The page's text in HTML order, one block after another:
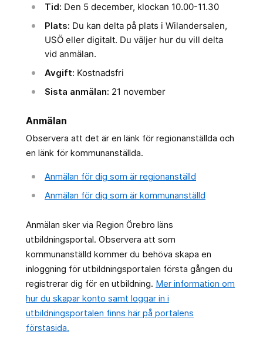
Tid: Den 5 december, klockan 10.00-11.30
Plats: Du kan delta på plats i Wilandersalen,
USÖ eller digitalt. Du väljer hur du vill delta
vid anmälan.
Avgift: Kostnadsfri
Sista anmälan: 21 november
Anmälan
Observera att det är en länk för regionanställda och
en länk för kommunanställda.
Anmälan för dig som är regionanställd
Anmälan för dig som är kommunanställd
Anmälan sker via Region Örebro läns
utbildningsportal. Observera att som
kommunanställd kommer du behöva skapa en
inloggning för utbildningsportalen första gången du
registrerar dig för en utbildning. Mer information om
hur du skapar konto samt loggar in i
utbildningsportalen finns här på portalens
förstasida.